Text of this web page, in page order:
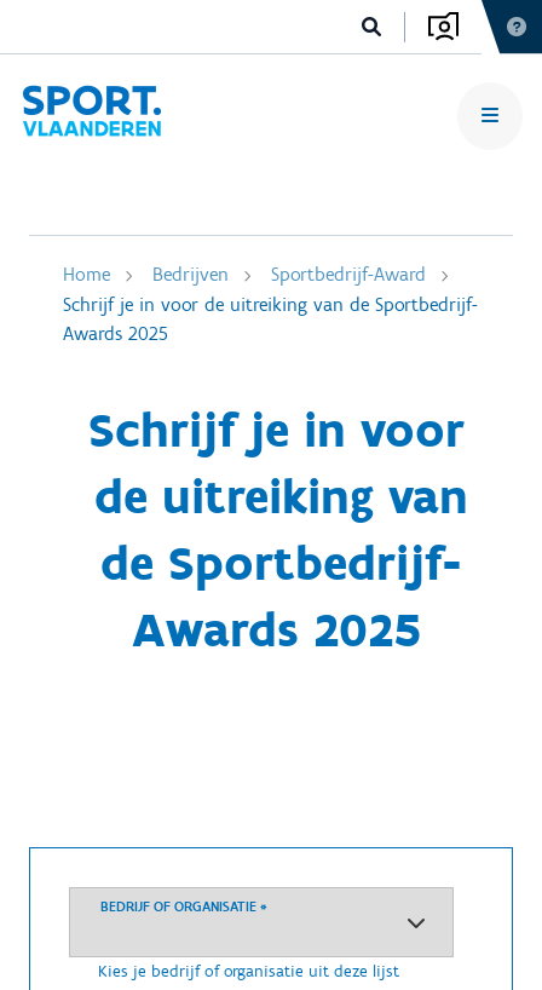
Home Bedrijven
Sportbedrijf-Award
Schrijf je in voor de uitreiking van de Sportbedrijf-
Awards 2025
Schrijf je in voor
de uitreiking van
de Sportbedrijf-
Awards 2025
BEDRIJF OF ORGANISATIE *
Kies je bedrijf of organisatie uit deze lijst